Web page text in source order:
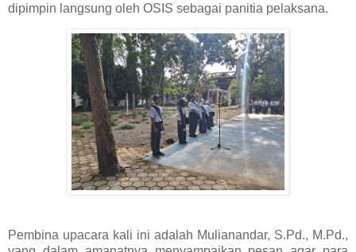
dipimpin langsung oleh OSIS sebagai panitia pelaksana.
Pembina upacara kali ini adalah Mulianandar, S.Pd., M.Pd.,